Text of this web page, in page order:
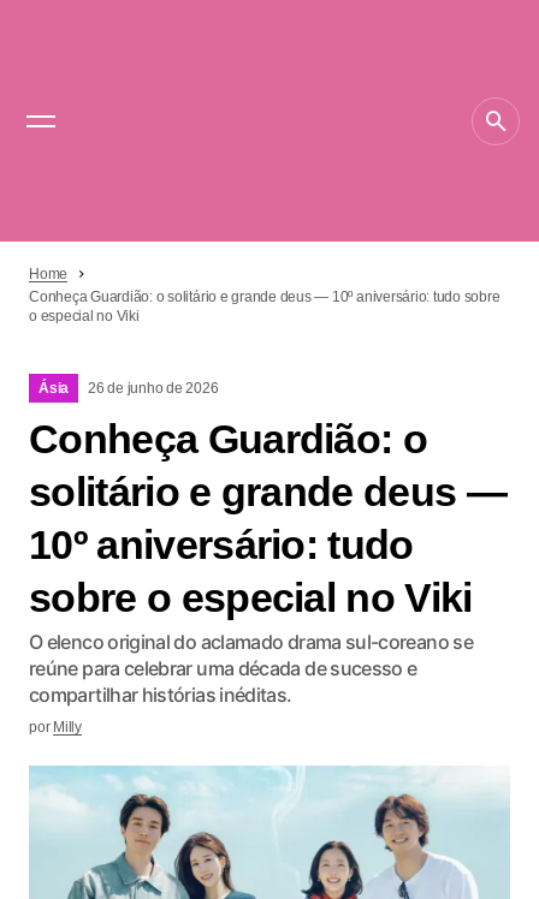
Home
Conheça Guardião: o solitário e grande deus — 10º aniversário: tudo sobre
o especial no Viki
Ásia 26 de junho de 2026
Conheça Guardião: o
solitário e grande deus —
10º aniversário: tudo
sobre o especial no Viki
O elenco original do aclamado drama sul-coreano se
reúne para celebrar uma década de sucesso e
compartilhar histórias inéditas.
por Milly